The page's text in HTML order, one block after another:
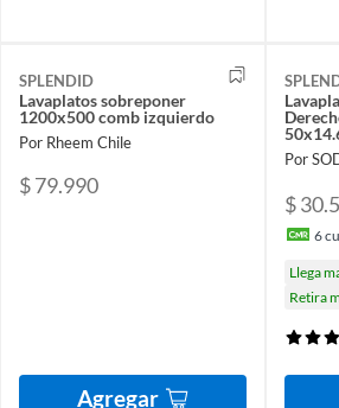
SPLENDID
Lavaplatos sobreponer
1200x500 comb izquierdo
Por Rheem Chile
$ 79.990
Agregar
Por
$
6
Llega
Retira